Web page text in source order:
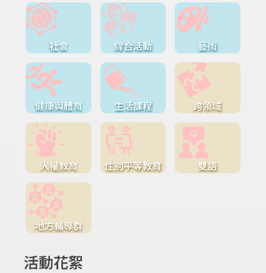
社會 綜合活動 藝術
健康與體育 生活課程 跨領域
人權教育 性別平等教育 雙語
地方輔導群
活動花絮